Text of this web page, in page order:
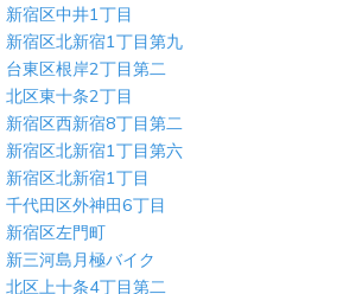
新宿区中井1丁目
新宿区北新宿1丁目第九
台東区根岸2丁目第二
北区東十条2丁目
新宿区西新宿8丁目第二
新宿区北新宿1丁目第六
新宿区北新宿1丁目
千代田区外神田6丁目
新宿区左門町
新三河島月極バイク
北区上十条4丁目第二